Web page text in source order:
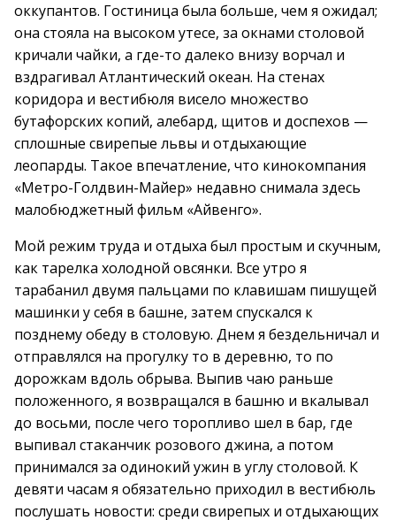
оккупантов. Гостиница была больше, чем я ожидал;
она стояла на высоком утесе, за окнами столовой
кричали чайки, а где-то далеко внизу ворчал и
вздрагивал Атлантический океан. На стенах
коридора и вестибюля висело множество
бутафорских копий, алебард, щитов и доспехов —
сплошные свирепые львы и отдыхающие
леопарды. Такое впечатление, что кинокомпания
«Метро-Голдвин-Майер» недавно снимала здесь
малобюджетный фильм «Айвенго».
Мой режим труда и отдыха был простым и скучным,
как тарелка холодной овсянки. Все утро я
тарабанил двумя пальцами по клавишам пишущей
машинки у себя в башне, затем спускался к
позднему обеду в столовую. Днем я бездельничал и
отправлялся на прогулку то в деревню, то по
дорожкам вдоль обрыва. Выпив чаю раньше
положенного, я возвращался в башню и вкалывал
до восьми, после чего торопливо шел в бар, где
выпивал стаканчик розового джина, а потом
принимался за одинокий ужин в углу столовой. К
девяти часам я обязательно приходил в вестибюль
послушать новости: среди свирепых и отдыхающих